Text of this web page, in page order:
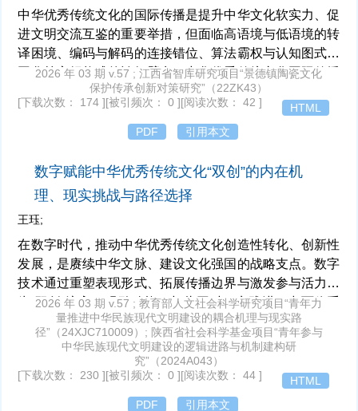
播理论支撑。
中华优秀传统文化的国际传播是提升中华文化软实力、促
进文明交流互鉴的重要举措，但面临高语境与低语境的转
译困境、编码与解码的连接错位、算法霸权与认知图式的
固化等交织构成的认知壁垒。中华优秀传统文化国际传播
的认知壁垒源于传播权力结构的不对称、受众认知惯性与
文化图式形成心理防御、媒介生态造成对接障碍等因素。
鉴于此，要突破认知壁垒应该从文化符号的协同转译与认
值驯化与认知破壁等角度切入，推动形成国际受众对中华
优秀传统文化的感知—理解—认同的累积性传播效应。
2026 年 03 期 v.57 ; 江西省智库研究项目“景德镇陶瓷文化
保护传承创新对策研究”（22ZK43）
[下载次数： 174 ][被引频次： 0 ][阅读次数： 42 ]
HTML
PDF
引用本文
数字赋能中华优秀传统文化“双创”的内在机
理、现实挑战与路径选择
王珏;
在数字时代，推动中华优秀传统文化创造性转化、创新性
发展，是赓续中华文脉、建设文化强国的战略支点。数字
技术通过重塑表现形式、拓展传播边界与激发参与活力，
为“双创”注入了强劲动能。与此同时，实践进程中面临系
列现实挑战：算法偏好的流量逻辑易使有深度的传统文化
内容在信息洪流中被边缘化；数字接入与素养不均形成新
的数字鸿沟，制约了文化的普惠共享；市场资本在追求传
播效应与商业回报时，侵蚀文化的本真性与精神内核。为
此，亟须通过构建具有正确价值导向的智能传播体系以优
2026 年 03 期 v.57 ; 教育部人文社会科学研究项目“青年力
量推进中华民族现代文明建设的耦合机理与现实路
径”（24XJC710009）; 陕西省社会科学基金项目“青年参与
中华民族现代文明建设的逻辑进路与机制建构研
究”（2024A043）
[下载次数： 230 ][被引频次： 0 ][阅读次数： 44 ]
HTML
PDF
引用本文